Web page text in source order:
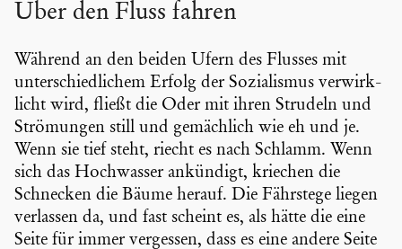
Über den Fluss fahren
Während an den beiden Ufern des Flusses mit
unter­schied­li­chem Erfolg der Sozia­lismus verwirk­
licht wird, fließt die Oder mit ihren Strudeln und
Strömungen still und gemäch­lich wie eh und je.
Wenn sie tief steht, riecht es nach Schlamm. Wenn
sich das Hochwasser ankündigt, kriechen die
Schnecken die Bäume herauf. Die Fährstege liegen
verlassen da, und fast scheint es, als hätte die eine
Seite für immer vergessen, dass es eine andere Seite